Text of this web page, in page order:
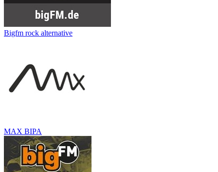
Bigfm rock alternative
MAX BIPA